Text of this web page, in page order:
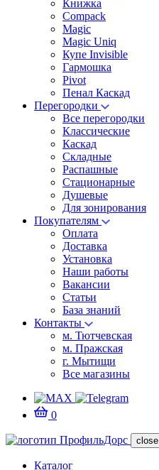
Книжка
Compack
Magic
Magic Uniq
Купе Invisible
Гармошка
Pivot
Пенал Каскад
Перегородки
Все перегородки
Классические
Каскад
Складные
Распашные
Стационарные
Душевые
Для зонирования
Покупателям
Оплата
Доставка
Установка
Наши работы
Вакансии
Статьи
База знаний
Контакты
м. Тютчевская
м. Пражская
г. Мытищи
Все магазины
0
close
Каталог